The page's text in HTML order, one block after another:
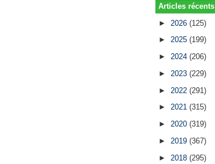
Articles récents
► 2026(125)
►2025(199)
►2024(206)
► 2023(229)
► 2022(291)
►2021(315)
►2020(319)
► 2019(367)
► 2018(295)